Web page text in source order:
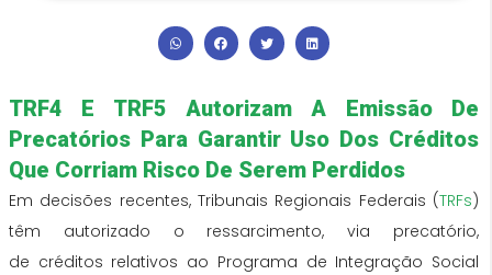
TRF4 E TRF5 Autorizam A Emissão De
Precatórios Para Garantir Uso Dos Créditos
Que Corriam Risco De Serem Perdidos
Em decisões recentes, Tribunais Regionais Federais (TRFs)
têm autorizado o ressarcimento,via precatório,
de créditos relativos ao Programa de Integração Social